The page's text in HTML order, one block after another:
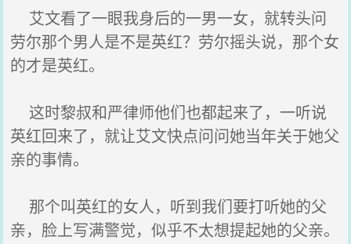
艾文看了一眼我身后的一男一女，就转头问
劳尔那个男人是不是英红？劳尔摇头说，那个女
的才是英红。
这时黎叔和严律师他们也都起来了，一听说
英红回来了，就让艾文快点问问她当年关于她父
亲的事情。
那个叫英红的女人，听到我们要打听她的父
亲，脸上写满警觉，似乎不太想提起她的父亲。